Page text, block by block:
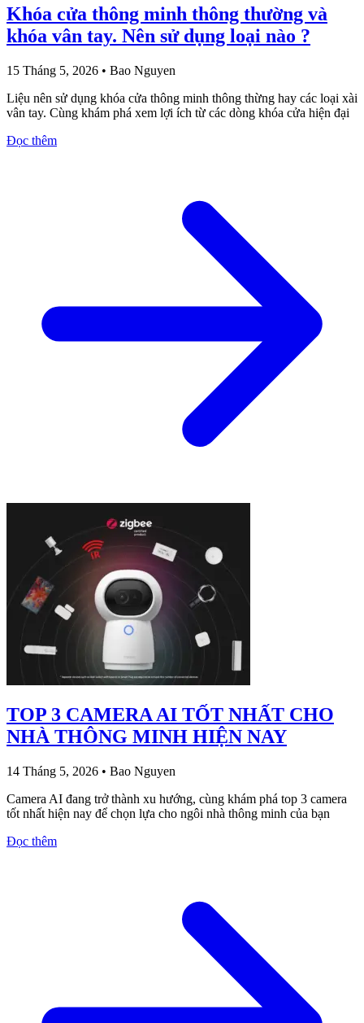
Khóa cửa thông minh thông thường và
khóa vân tay. Nên sử dụng loại nào ?
15 Tháng 5, 2026 • Bao Nguyen
Liệu nên sử dụng khóa cửa thông minh thông thừng hay các loại xài
vân tay. Cùng khám phá xem lợi ích từ các dòng khóa cửa hiện đại
Đọc thêm
TOP 3 CAMERA AI TỐT NHẤT CHO
NHÀ THÔNG MINH HIỆN NAY
14 Tháng 5, 2026 • Bao Nguyen
Camera AI đang trở thành xu hướng, cùng khám phá top 3 camera
tốt nhất hiện nay để chọn lựa cho ngôi nhà thông minh của bạn
Đọc thêm